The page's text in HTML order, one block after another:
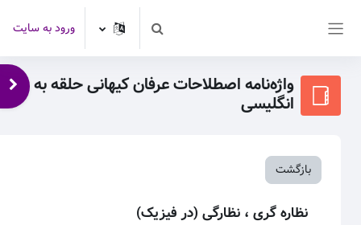
Toggle search inputورود به سایت
واژه‌نامه اصطلاحات عرفان کیهانی حلقه به
انگلیسی
بازگشت
نظاره گری ، نظارگی (در فیزیک)